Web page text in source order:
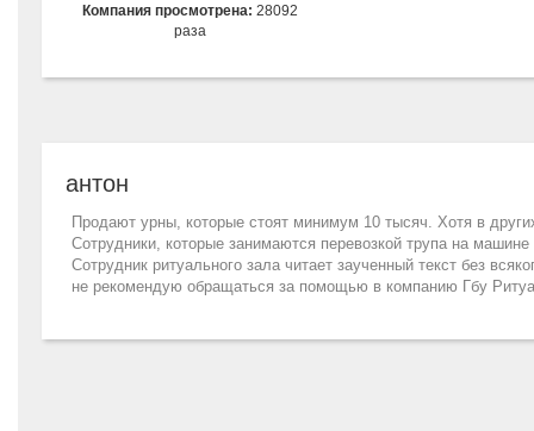
Компания просмотрена: 28092
раза
антон
Продают урны, которые стоят минимум 10 тысяч. Хотя в
Сотрудники, которые занимаются перевозкой трупа на
Сотрудник ритуального зала читает заученный текст без
не рекомендую обращаться за помощью в компанию Гбу